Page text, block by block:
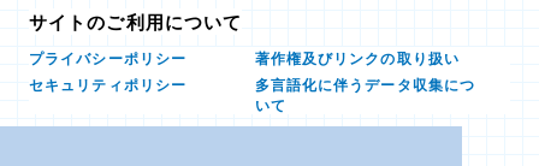
サイトのご利用について
プライバシーポリシー
著作権及びリンクの取り扱い
セキュリティポリシー
多言語化に伴うデータ収集につ
いて